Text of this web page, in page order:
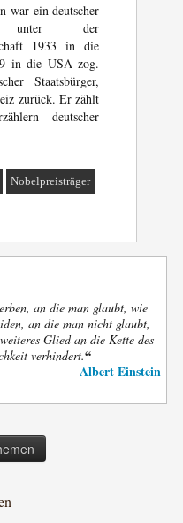
war ein deutscher
unter der
1933 in die
in die USA zog.
Staatsbürger,
zurück. Er zählt
deutscher
Nobelpreisträger
an die man glaubt, wie
an die man nicht glaubt,
Glied an die Kette des
verhindert.“
— Albert Einstein